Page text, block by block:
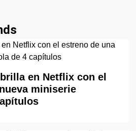
en Netflix con el
miniserie